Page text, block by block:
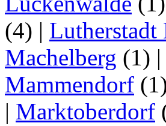
(4) | Lutherstadt
Machelberg (1) |
Mammendorf
| Marktoberdorf